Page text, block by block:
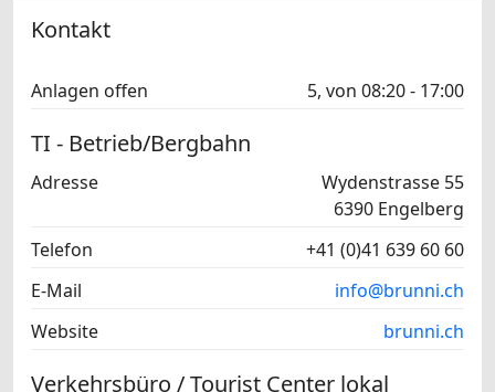
Kontakt
Anlagen offen 5, von 08:20 - 17:00
TI - Betrieb/Bergbahn
Adresse
Wydenstrasse 55
6390 Engelberg
Telefon
+41 (0)41 639 60 60
E-Mail
info@brunni.ch
Website
brunni.ch
Verkehrsbüro / Tourist Center lokal